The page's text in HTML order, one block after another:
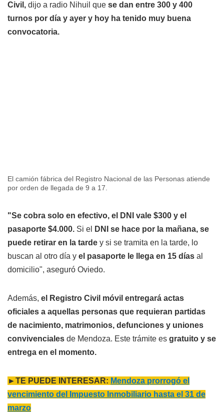
Civil, dijo a radio Nihuil que se dan entre 300 y 400
turnos por día y ayer y hoy ha tenido muy buena
convocatoria.
El camión fábrica del Registro Nacional de las Personas atiende
por orden de llegada de 9 a 17.
"Se cobra solo en efectivo, el DNI vale $300 y el
pasaporte $4.000. Si el
DNI se hace por la mañana, se
puede retirar en la tarde y si se tramita en la tarde, lo
buscan al otro día y el pasaporte le llega en 15 días al
domicilio", aseguró Oviedo.
Además, el Registro Civil móvil entregará actas
oficiales a aquellas personas que requieran partidas
de nacimiento, matrimonios, defunciones y uniones
convivenciales de Mendoza. Este trámite es gratuito y se
entrega en el momento.
►TE PUEDE INTERESAR: Mendoza prorrogó el
vencimiento del Impuesto Inmobiliario hasta el 31 de
marzo